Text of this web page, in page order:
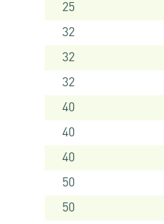
25
32
32
32
40
40
40
50
50